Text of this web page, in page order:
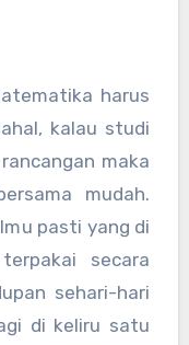
harus
kalau studi
maka
mudah.
pasti yang di
secara
sehari-hari
di keliru satu